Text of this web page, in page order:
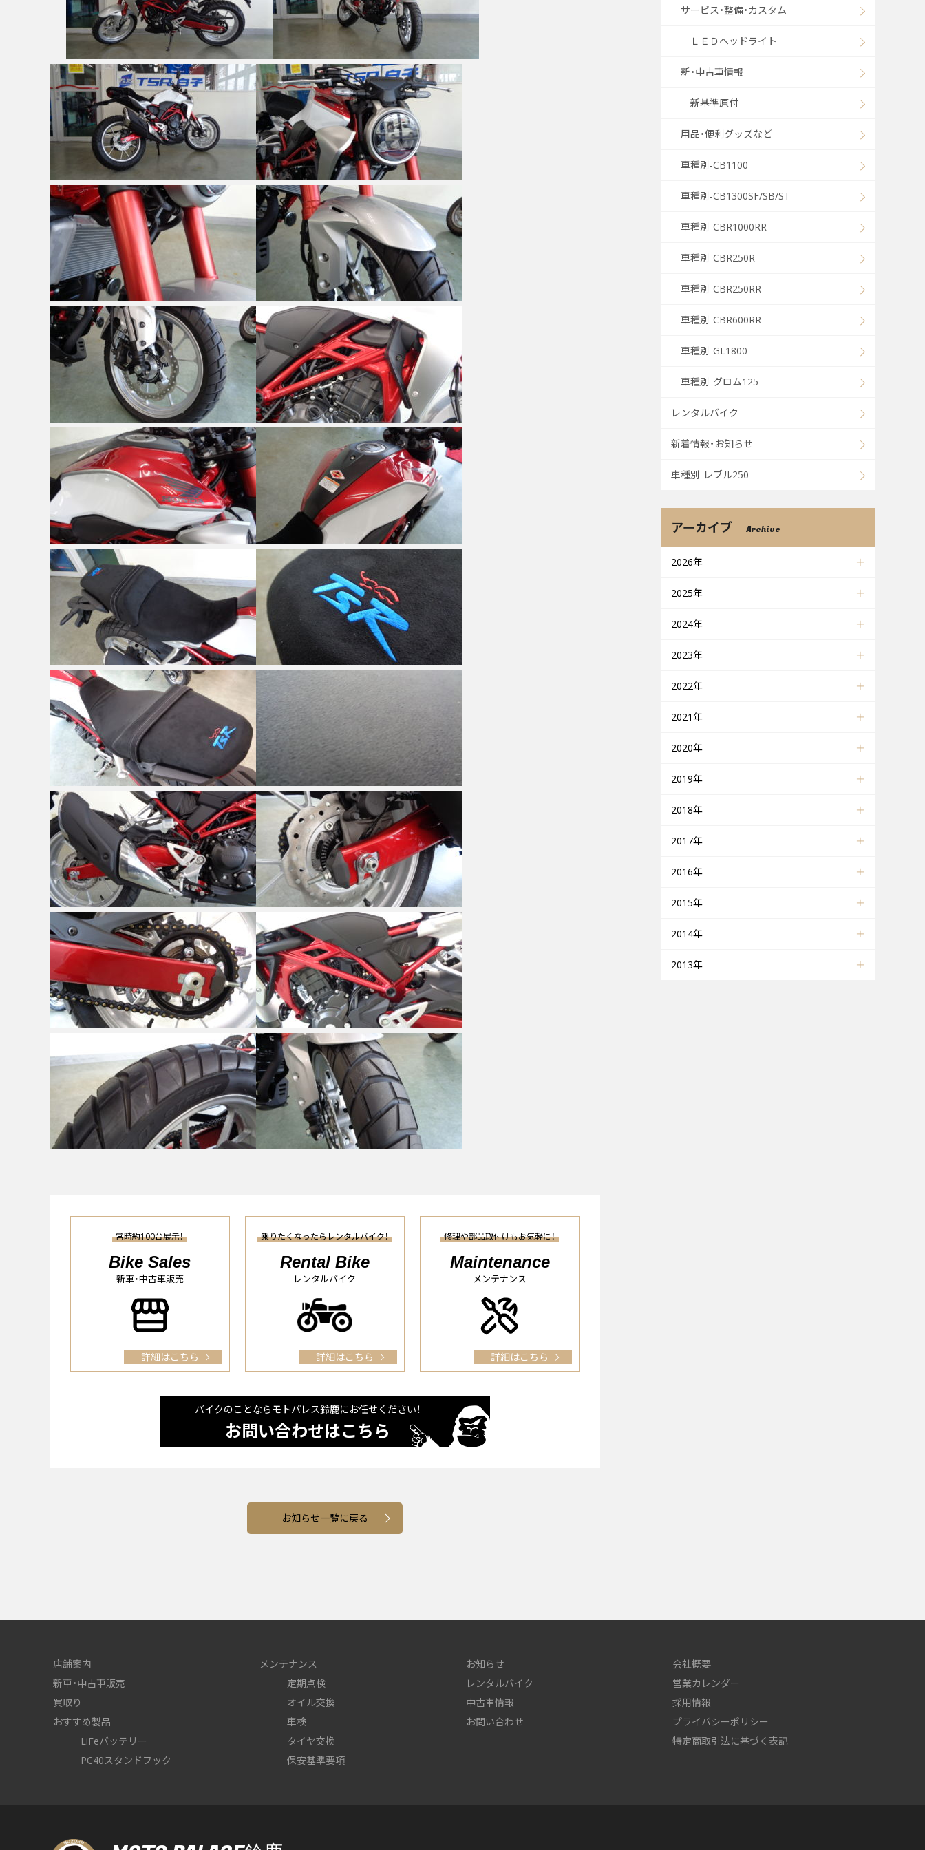
常時約100台展示！
Bike Sales
新車・中古車販売
詳細はこちら
乗りたくなったらレンタルバイク！
Rental Bike
レンタルバイク
詳細はこちら
修理や部品取付けもお気軽に！
Maintenance
メンテナンス
詳細はこちら
バイクのことならモトパレス鈴⿅にお任せください！
お問い合わせはこちら
お知らせ一覧に戻る
サービス・整備・カスタム
ＬＥＤヘッドライト
新・中古車情報
新基準原付
用品・便利グッズなど
車種別-CB1100
車種別-CB1300SF/SB/ST
車種別-CBR1000RR
車種別-CBR250R
車種別-CBR250RR
車種別-CBR600RR
車種別-GL1800
車種別-グロム125
レンタルバイク
新着情報・お知らせ
車種別-レブル250
アーカイブ Archive
2026年
2025年
2024年
2023年
2022年
2021年
2020年
2019年
2018年
2017年
2016年
2015年
2014年
2013年
店舗案内
新車・中古車販売
買取り
おすすめ製品
LiFeバッテリー
PC40スタンドフック
メンテナンス
定期点検
オイル交換
車検
タイヤ交換
保安基準要項
お知らせ
レンタルバイク
中古車情報
お問い合わせ
会社概要
営業カレンダー
採用情報
プライバシーポリシー
特定商取引法に基づく表記